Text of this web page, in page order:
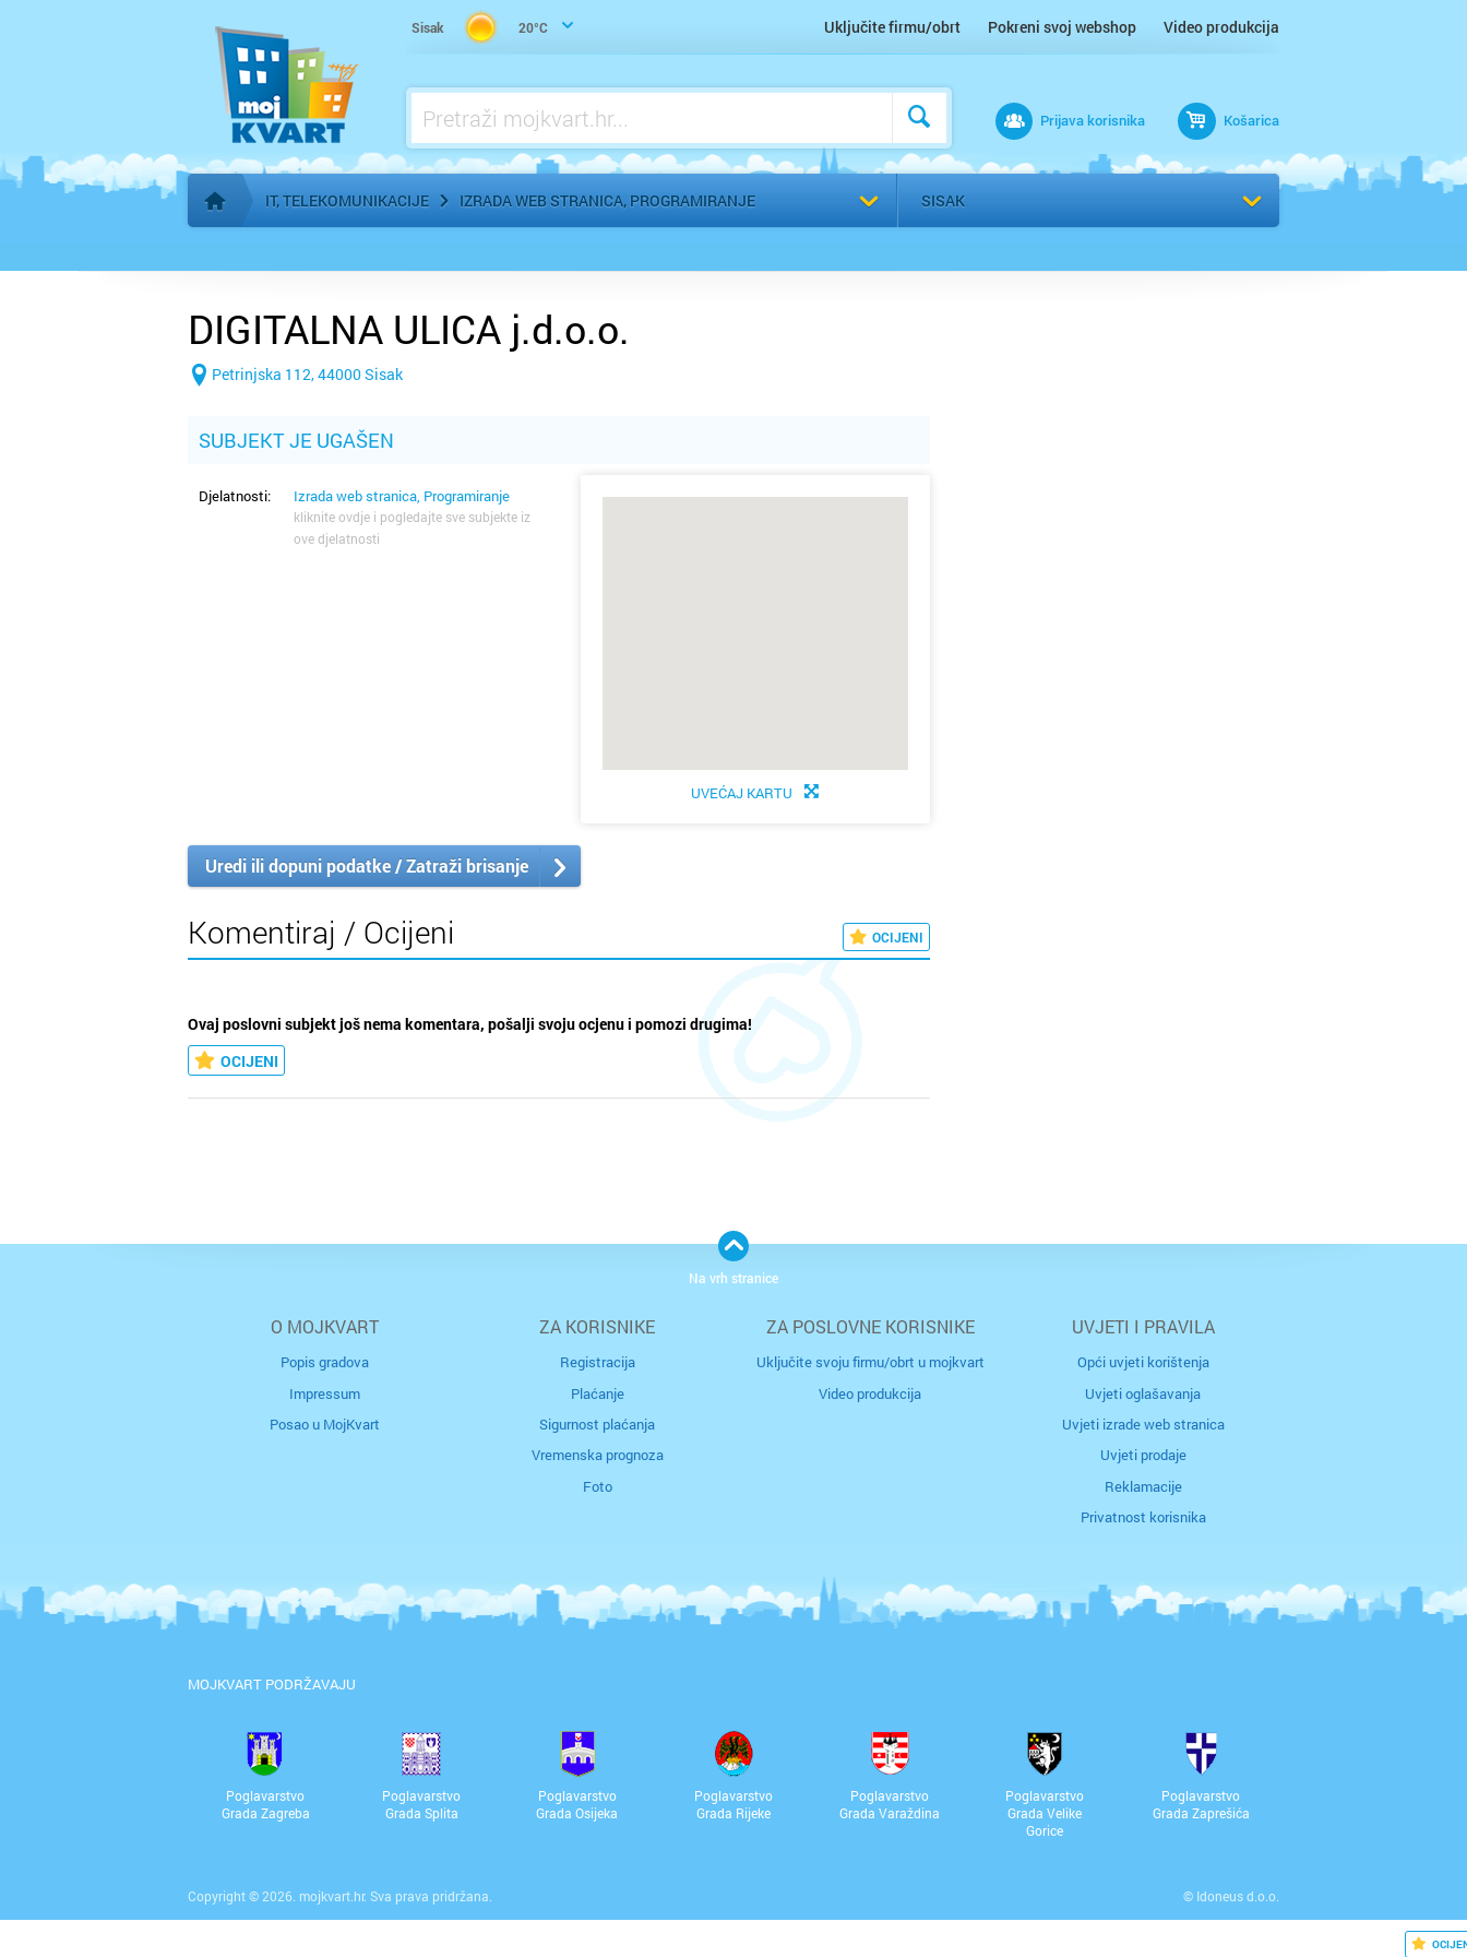
Sisak 20°C Uključite firmu/obrt Pokreni svoj webshop Video produkcija
Prijava korisnika Košarica
Početna stranica
IT, TELEKOMUNIKACIJE IZRADA WEB STRANICA, PROGRAMIRANJE SISAK
Odaberi grad
DIGITALNA ULICA j.d.o.o.
Petrinjska 112, 44000 Sisak
SUBJEKT JE UGAŠEN
Djelatnosti: Izrada web stranica, Programiranje
kliknite ovdje i pogledajte sve subjekte iz
ove djelatnosti
UVEĆAJ KARTU
Uredi ili dopuni podatke / Zatraži brisanje
Komentiraj / Ocijeni OCIJENI
Ovaj poslovni subjekt još nema komentara, pošalji svoju ocjenu i pomozi drugima!
OCIJENI
O MOJKVART
Popis gradova
Impressum
Posao u MojKvart
ZA KORISNIKE
Registracija
Plaćanje
Sigurnost plaćanja
Vremenska prognoza
Foto
ZA POSLOVNE KORISNIKE
Uključite svoju firmu/obrt u mojkvart
Video produkcija
UVJETI I PRAVILA
Opći uvjeti korištenja
Uvjeti oglašavanja
Uvjeti izrade web stranica
Uvjeti prodaje
Reklamacije
Privatnost korisnika
MOJKVART PODRŽAVAJU
Poglavarstvo
Grada Zagreba
Poglavarstvo
Grada Splita
Poglavarstvo
Grada Osijeka
Poglavarstvo
Grada Rijeke
Poglavarstvo
Grada Varaždina
Poglavarstvo
Grada Velike
Gorice
Poglavarstvo
Grada Zaprešića
Copyright © 2026. mojkvart.hr. Sva prava pridržana. © Idoneus d.o.o.
Na vrh stranice